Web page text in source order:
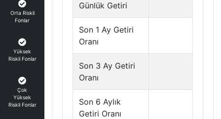
Orta Riskli
Fonlar
Yüksek
Riskli Fonlar
Çok
Yüksek
Riskli Fonlar
Günlük Getiri
Son 1 Ay Getiri
Oranı
Son 3 Ay Getiri
Oranı
Son 6 Aylık
Getiri Oranı